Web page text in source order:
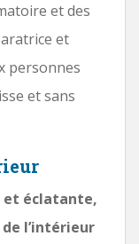
et des
et
personnes
et sans
et éclatante,
l’intérieur